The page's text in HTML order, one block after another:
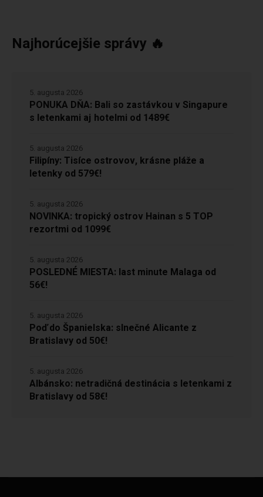
Najhorúcejšie správy 🔥
PONUKA DŇA: Bali so zastávkou v Singapure
s letenkami aj hotelmi od 1489€
5. augusta 2026
Filipíny: Tisíce ostrovov, krásne pláže a
letenky od 579€!
5. augusta 2026
NOVINKA: tropický ostrov Hainan s 5 TOP
rezortmi od 1099€
5. augusta 2026
POSLEDNÉ MIESTA: last minute Malaga od
56€!
5. augusta 2026
Poď do Španielska: slnečné Alicante z
Bratislavy od 50€!
5. augusta 2026
Albánsko: netradičná destinácia s letenkami z
Bratislavy od 58€!
5. augusta 2026